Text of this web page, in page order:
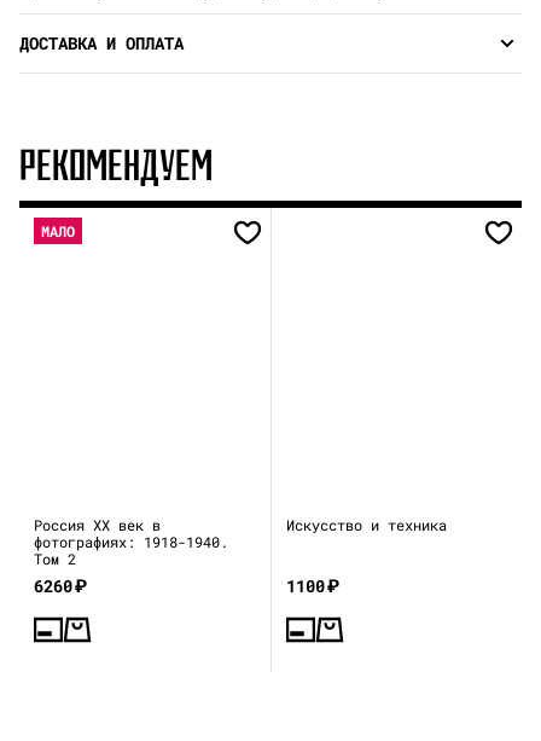
ДОСТАВКА И ОПЛАТА
РЕКОМЕНДУЕМ
МАЛО
Россия XX век в
фотографиях: 1918-1940.
Том 2
6260₽
Искусство и техника
1100₽